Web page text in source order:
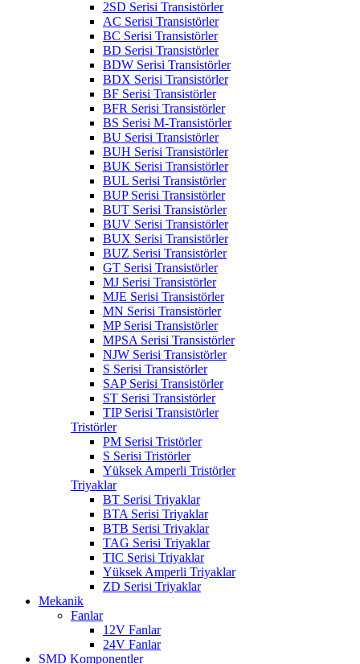
2SD Serisi Transistörler
AC Serisi Transistörler
BC Serisi Transistörler
BD Serisi Transistörler
BDW Serisi Transistörler
BDX Serisi Transistörler
BF Serisi Transistörler
BFR Serisi Transistörler
BS Serisi M-Transistörler
BU Serisi Transistörler
BUH Serisi Transistörler
BUK Serisi Transistörler
BUL Serisi Transistörler
BUP Serisi Transistörler
BUT Serisi Transistörler
BUV Serisi Transistörler
BUX Serisi Transistörler
BUZ Serisi Transistörler
GT Serisi Transistörler
MJ Serisi Transistörler
MJE Serisi Transistörler
MN Serisi Transistörler
MP Serisi Transistörler
MPSA Serisi Transistörler
NJW Serisi Transistörler
S Serisi Transistörler
SAP Serisi Transistörler
ST Serisi Transistörler
TIP Serisi Transistörler
Tristörler
PM Serisi Tristörler
S Serisi Tristörler
Yüksek Amperli Tristörler
Triyaklar
BT Serisi Triyaklar
BTA Serisi Triyaklar
BTB Serisi Triyaklar
TAG Serisi Triyaklar
TIC Serisi Triyaklar
Yüksek Amperli Triyaklar
ZD Serisi Triyaklar
Mekanik
Fanlar
12V Fanlar
24V Fanlar
SMD Komponentler